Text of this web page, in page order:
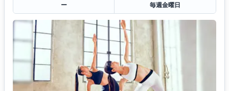
ー
毎週金曜日